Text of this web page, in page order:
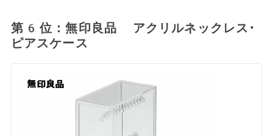
第6位：無印良品 アクリルネックレス･
ピアスケース